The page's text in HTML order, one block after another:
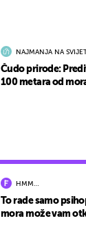
HMM…
To rade samo
mora može vam
NAJMANJA NA
Čudo prirode:
100 metara od